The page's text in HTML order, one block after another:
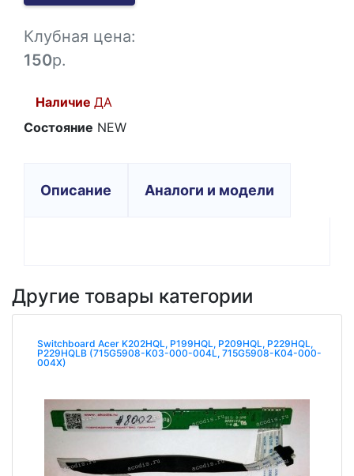
Клубная цена:
150р.
Наличие ДА
Состояние NEW
Описание Аналоги и модели
Другие товары категории
Switchboard Acer K202HQL, P199HQL, P209HQL, P229HQL,
P229HQLB (715G5908-K03-000-004L, 715G5908-K04-000-
004X)